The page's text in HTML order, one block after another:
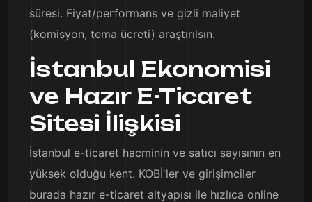
süresi. Fiyat/performans ve gizli maliyet
(komisyon, tema ücreti) araştırılsın.
İstanbul Ekonomisi
ve Hazır E-Ticaret
Sitesi İlişkisi
İstanbul e-ticaret hacminin ve satıcı sayısının en
yüksek olduğu kent. KOBİ'ler ve girişimciler
burada hazır e-ticaret altyapısı ile hızlıca online